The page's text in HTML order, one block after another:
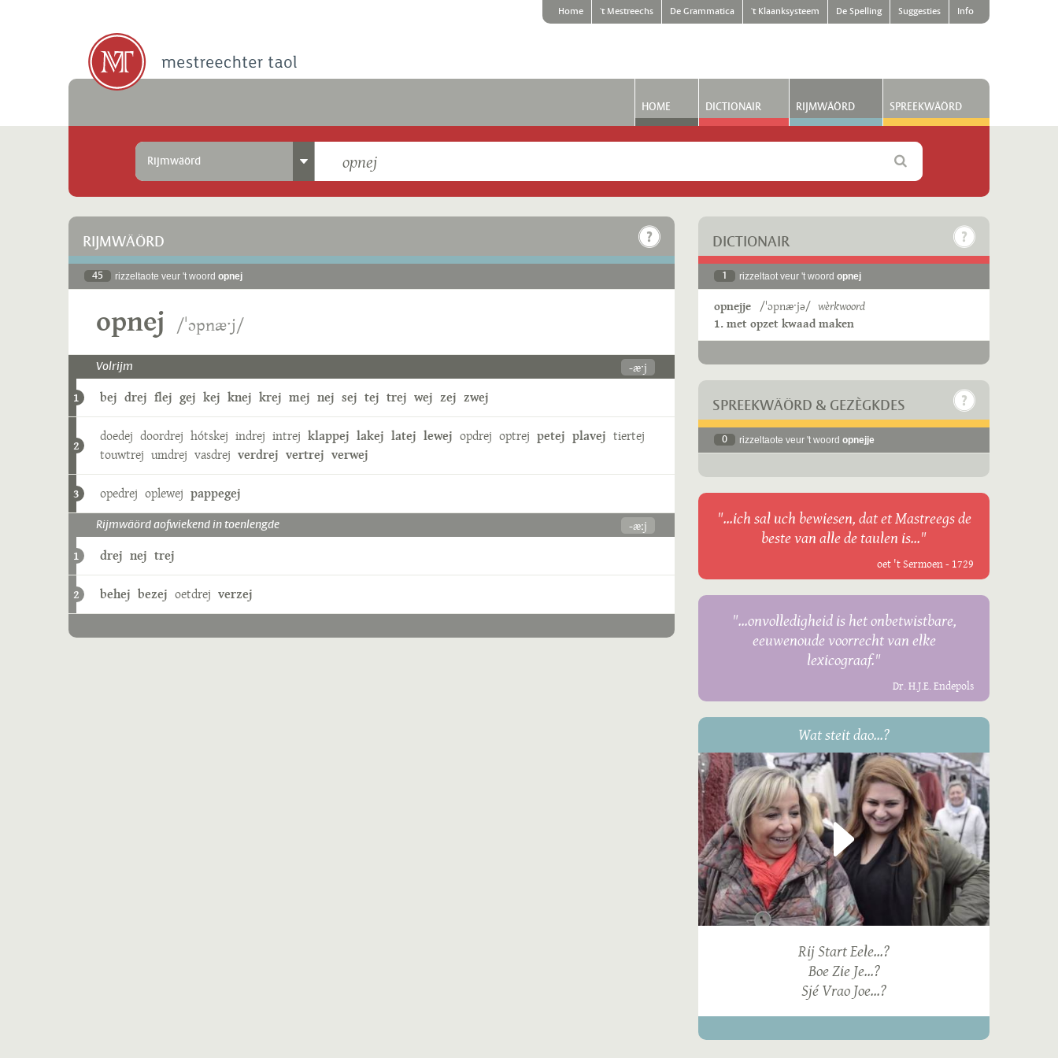
Home 't Mestreechs De Grammatica 't Klaanksysteem De Spelling Suggesties Info
HOME DICTIONAIR RIJMWÄÖRD SPREEKWÄÖRD
Rijmwäörd
RIJMWÄÖRD
45 rizzeltaote veur 't woord opnej
opnej /ˈɔpnæˑj/
Volrijm -æˑj
1 bej drej flej gej kej knej krej mej nej sej tej trej wej zej zwej
2
doedej doordrej hótskej indrej intrej klappej lakej latej lewej opdrej optrej petej plavej tiertej
touwtrej umdrej vasdrej verdrej vertrej verwej
3 opedrej oplewej pappegej
Rijmwäörd aofwiekend in toenlengde -æːj
1 drej nej trej
2 behej bezej oetdrej verzej
DICTIONAIR
1 rizzeltaot veur 't woord opnej
opnejje /ˈɔpnæˑjə/ wèrkwoord
1. met opzet kwaad maken
SPREEKWÄÖRD & GEZÈGKDES
0 rizzeltaote veur 't woord opnejje
"...ich sal uch bewiesen, dat et Mastreegs de
beste van alle de taulen is..."
oet 't Sermoen - 1729
"...onvolledigheid is het onbetwistbare,
eeuwenoude voorrecht van elke
lexicograaf."
Dr. H.J.E. Endepols
Wat steit dao...?
Rij Start Eele...?
Boe Zie Je...?
Sjé Vrao Joe...?